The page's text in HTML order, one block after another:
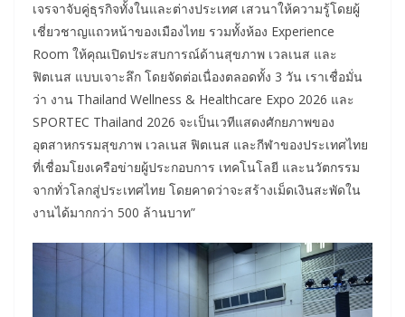
เจรจาจับคู่ธุรกิจทั้งในและต่างประเทศ เสวนาให้ความรู้โดยผู้
เชี่ยวชาญแถวหน้าของเมืองไทย รวมทั้งห้อง Experience
Room ให้คุณเปิดประสบการณ์ด้านสุขภาพ เวลเนส และ
ฟิตเนส แบบเจาะลึก โดยจัดต่อเนื่องตลอดทั้ง 3 วัน เราเชื่อมั่น
ว่า งาน Thailand Wellness & Healthcare Expo 2026 และ
SPORTEC Thailand 2026 จะเป็นเวทีแสดงศักยภาพของ
อุตสาหกรรมสุขภาพ เวลเนส ฟิตเนส และกีฬาของประเทศไทย
ที่เชื่อมโยงเครือข่ายผู้ประกอบการ เทคโนโลยี และนวัตกรรม
จากทั่วโลกสู่ประเทศไทย โดยคาดว่าจะสร้างเม็ดเงินสะพัดใน
งานได้มากกว่า 500 ล้านบาท”